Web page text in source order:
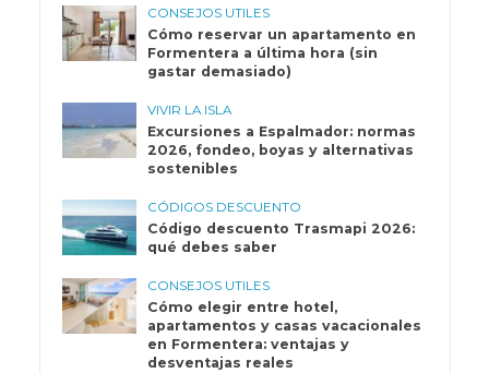
CONSEJOS UTILES
Cómo reservar un apartamento en
Formentera a última hora (sin
gastar demasiado)
VIVIR LA ISLA
Excursiones a Espalmador: normas
2026, fondeo, boyas y alternativas
sostenibles
CÓDIGOS DESCUENTO
Código descuento Trasmapi 2026:
qué debes saber
CONSEJOS UTILES
Cómo elegir entre hotel,
apartamentos y casas vacacionales
en Formentera: ventajas y
desventajas reales